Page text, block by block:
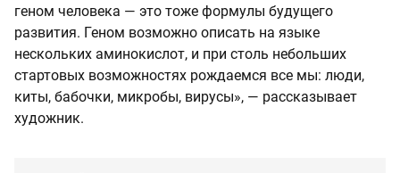
геном человека — это тоже формулы будущего
развития. Геном возможно описать на языке
нескольких аминокислот, и при столь небольших
стартовых возможностях рождаемся все мы: люди,
киты, бабочки, микробы, вирусы», — рассказывает
художник.